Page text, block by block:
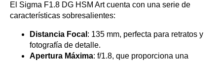
El Sigma F1.8 DG HSM Art cuenta con una serie de
características sobresalientes:
Distancia Focal : 135 mm, perfecta para retratos y
fotografía de detalle.
Apertura Máxima: f/1.8, que proporciona una